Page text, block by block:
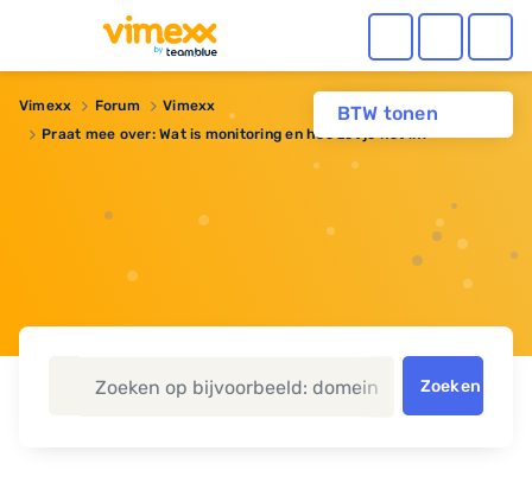
BTW tonen
Vimexx Forum
Vimexx
Praat mee over: Wat is monitoring en hoe zet je het in?
Zoeken